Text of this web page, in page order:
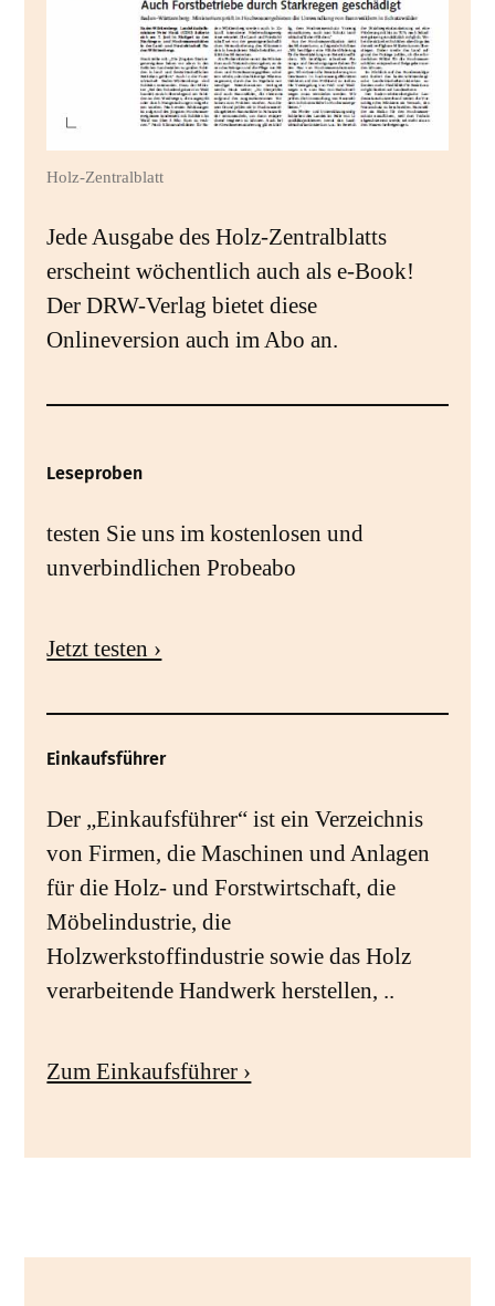
Holz-Zentralblatt
Jede Ausgabe des Holz-Zentralblatts
erscheint wöchentlich auch als e-Book!
Der DRW-Verlag bietet diese
Onlineversion auch im Abo an.
Leseproben
testen Sie uns im kostenlosen und
unverbindlichen Probeabo
Jetzt testen ›
Einkaufsführer
Der „Einkaufsführer“ ist ein Verzeichnis
von Firmen, die Maschinen und Anlagen
für die Holz- und Forstwirtschaft, die
Möbelindustrie, die
Holzwerkstoffindustrie sowie das Holz
verarbeitende Handwerk herstellen, ..
Zum Einkaufsführer ›